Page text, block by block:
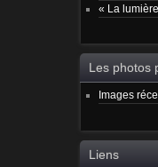
« La
Les photos
Images
Liens